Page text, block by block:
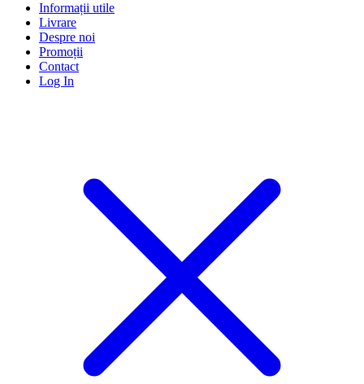
Informații utile
Livrare
Despre noi
Promoții
Contact
Log In